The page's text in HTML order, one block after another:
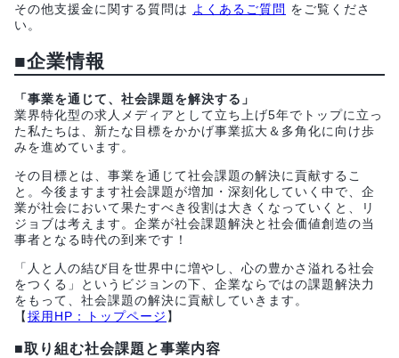
その他支援金に関する質問は よくあるご質問 をご覧くださ
い。
■企業情報
「事業を通じて、社会課題を解決する」
業界特化型の求人メディアとして立ち上げ5年でトップに立っ
た私たちは、新たな目標をかかげ事業拡大＆多角化に向け歩
みを進めています。
その目標とは、事業を通じて社会課題の解決に貢献するこ
と。今後ますます社会課題が増加・深刻化していく中で、企
業が社会において果たすべき役割は大きくなっていくと、リ
ジョブは考えます。企業が社会課題解決と社会価値創造の当
事者となる時代の到来です！
「人と人の結び目を世界中に増やし、心の豊かさ溢れる社会
をつくる」というビジョンの下、企業ならではの課題解決力
をもって、社会課題の解決に貢献していきます。
【採用HP：トップページ 】
■取り組む社会課題と事業内容